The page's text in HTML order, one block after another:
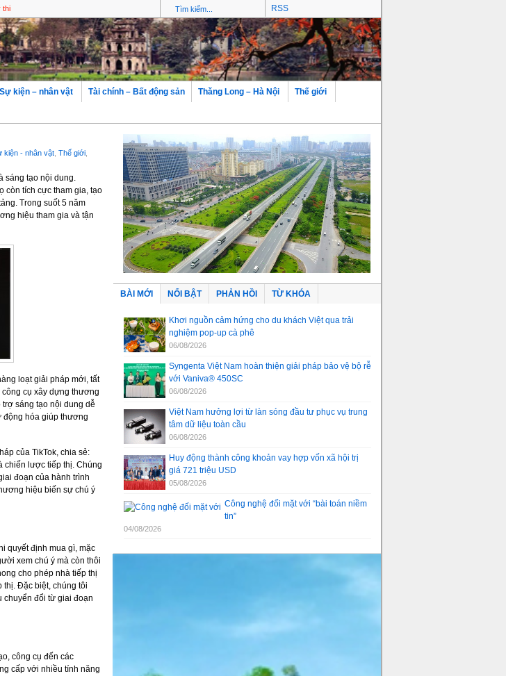
thi RSS
Sự kiện – nhân vật Tài chính – Bất động sản Thăng Long – Hà Nội Thế giới
kiện - nhân vật Thế giới
sáng tạo nội dung.
còn tích cực tham gia, tạo
Trong suốt 5 năm
hiệu tham gia và tận
loạt giải pháp mới, tất
cụ xây dựng thương
sáng tạo nội dung dễ
động hóa giúp thương
của TikTok, chia sẻ:
chiến lược tiếp thị. Chúng
đoạn của hành trình
hiệu biến sự chú ý
quyết định mua gì, mặc
xem chú ý mà còn thôi
cho phép nhà tiếp thị
thị. Đặc biệt, chúng tôi
chuyển đổi từ giai đoạn
công cụ đến các
cấp với nhiều tính năng
BÀI MỚI NỔI BẬT PHẢN HỒI TỪ KHÓA
Khơi nguồn cảm hứng cho du khách Việt qua trải
nghiệm pop-up cà phê
06/08/2026
Syngenta Việt Nam hoàn thiện giải pháp bảo vệ bộ rễ
với Vaniva® 450SC
06/08/2026
Việt Nam hưởng lợi từ làn sóng đầu tư phục vụ trung
tâm dữ liệu toàn cầu
06/08/2026
Huy động thành công khoản vay hợp vốn xã hội trị
giá 721 triệu USD
05/08/2026
Công nghệ đối mặt với “bài toán niềm
tin”
04/08/2026